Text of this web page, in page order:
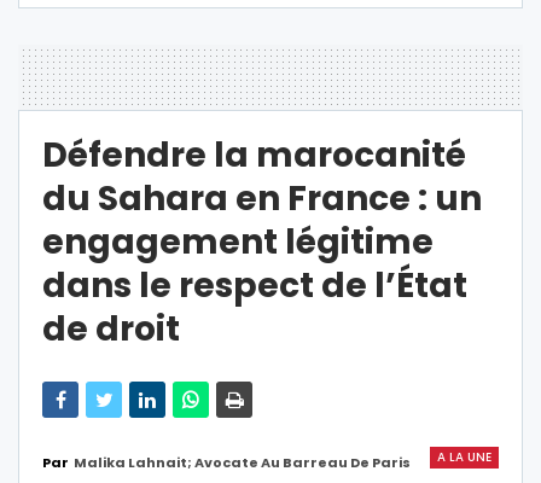
Défendre la marocanité
du Sahara en France : un
engagement légitime
dans le respect de l’État
de droit
A LA UNE
Par Malika Lahnait; Avocate Au Barreau De Paris